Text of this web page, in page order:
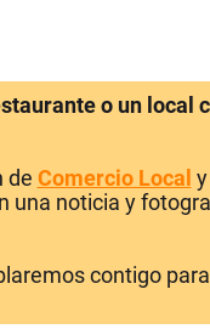
o un local
de Comercio Local
una noticia y
contigo